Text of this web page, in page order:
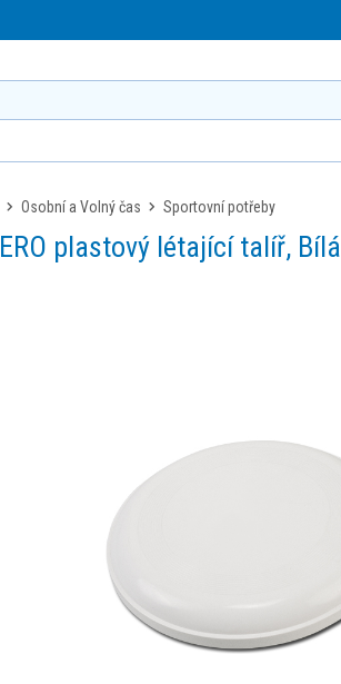
Osobní a Volný čas sportovní potřeby
AERO plastový létající talíř, Bílá